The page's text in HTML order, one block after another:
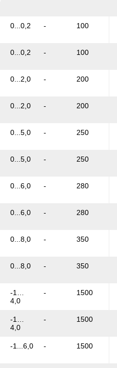
0...0,2 - 100
0...0,2 - 100
0...2,0 - 200
0...2,0 - 200
0...5,0 - 250
0...5,0 - 250
0...6,0 - 280
0...6,0 - 280
0...8,0 - 350
0...8,0 - 350
-1…
4,0
- 1500
-1…
4,0
- 1500
-1...6,0 - 1500